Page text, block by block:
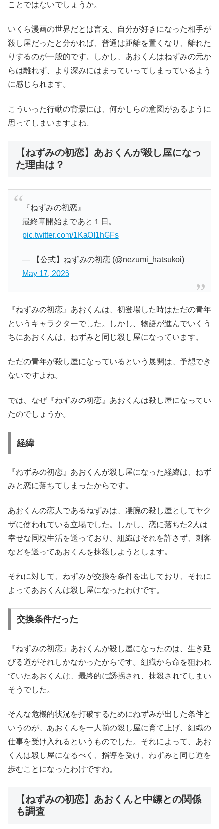
ことではないでしょうか。
いくら漫画の世界だとは言え、自分が好きになった相手が
殺し屋だったと分かれば、普通は距離を置くなり、離れた
りするのが一般的です。しかし、あおくんはねずみの元か
らは離れず、より深みにはまっていってしまっているよう
に感じられます。
こういった行動の背景には、何かしらの意図があるように
思ってしまいますよね。
【ねずみの初恋】あおくんが殺し屋になっ
た理由は？
『ねずみの初恋』
最終章開始まであと１日。
pic.twitter.com/1KaOI1hGFs
— 【公式】ねずみの初恋 (@nezumi_hatsukoi)
May 17, 2026
『ねずみの初恋』あおくんは、初登場した時はただの青年
というキャラクターでした。しかし、物語が進んでいくう
ちにあおくんは、ねずみと同じ殺し屋になっています。
ただの青年が殺し屋になっているという展開は、予想でき
ないですよね。
では、なぜ『ねずみの初恋』あおくんは殺し屋になってい
たのでしょうか。
経緯
『ねずみの初恋』あおくんが殺し屋になった経緯は、ねず
みと恋に落ちてしまったからです。
あおくんの恋人であるねずみは、凄腕の殺し屋としてヤク
ザに使われている立場でした。しかし、恋に落ちた2人は
幸せな同棲生活を送っており、組織はそれを許さず、刺客
などを送ってあおくんを抹殺しようとします。
それに対して、ねずみが交換を条件を出しており、それに
よってあおくんは殺し屋になったわけです。
交換条件だった
『ねずみの初恋』あおくんが殺し屋になったのは、生き延
びる道がそれしかなかったからです。組織から命を狙われ
ていたあおくんは、最終的に誘拐され、抹殺されてしまい
そうでした。
そんな危機的状況を打破するためにねずみが出した条件と
いうのが、あおくんを一人前の殺し屋に育て上げ、組織の
仕事を受け入れるというものでした。それによって、あお
くんは殺し屋になるべく、指導を受け、ねずみと同じ道を
歩むことになったわけですね。
【ねずみの初恋】あおくんと中縹との関係
も調査